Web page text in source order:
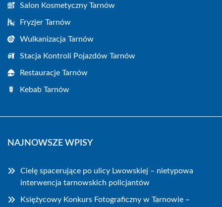
Salon Kosmetyczny Tarnów
Fryzjer Tarnów
Wulkanizacja Tarnów
Stacja Kontroli Pojazdów Tarnów
Restauracje Tarnów
Kebab Tarnów
NAJNOWSZE WPISY
Cielę spacerujące po ulicy Lwowskiej – nietypowa
interwencja tarnowskich policjantów
Księżycowy Konkurs Fotograficzny w Tarnowie –